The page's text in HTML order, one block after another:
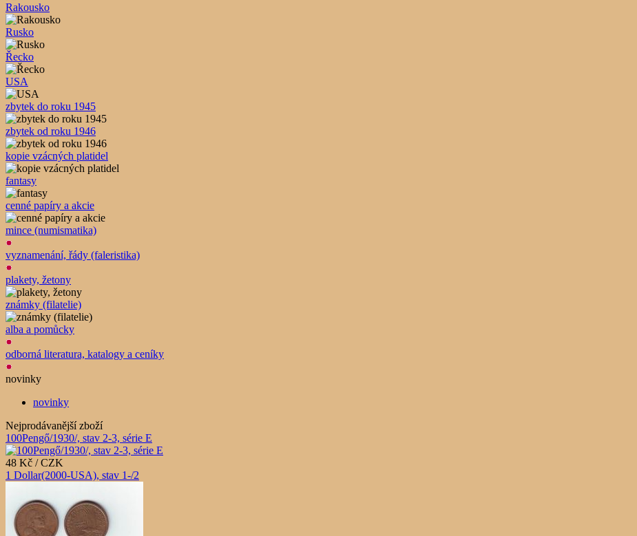
Rakousko
Rusko
Řecko
USA
zbytek do roku 1945
zbytek od roku 1946
kopie vzácných platidel
fantasy
cenné papíry a akcie
mince (numismatika)
vyznamenání, řády (faleristika)
plakety, žetony
známky (filatelie)
alba a pomůcky
odborná literatura, katalogy a ceníky
novinky
novinky
Nejprodávanější zboží
100Pengő/1930/, stav 2-3, série E
48 Kč / CZK
1 Dollar(2000-USA), stav 1-/2